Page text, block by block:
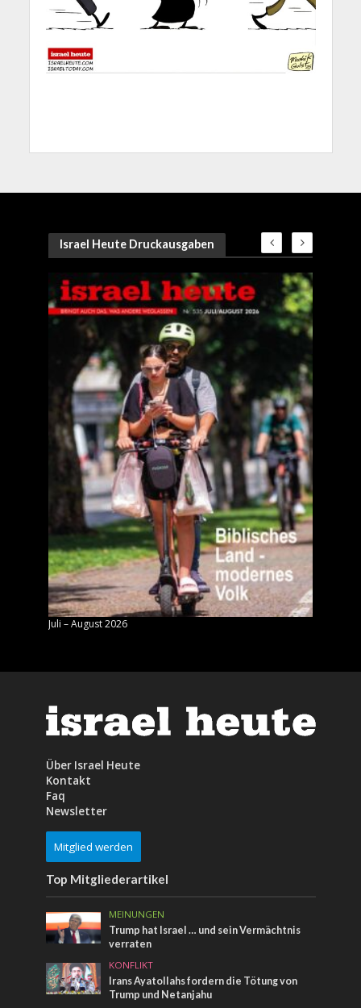
Israel Heute Druckausgaben
Juli – August 2026
Über Israel Heute
Kontakt
Faq
Newsletter
Mitglied werden
Top Mitgliederartikel
MEINUNGEN
Trump hat Israel … und sein Vermächtnis
verraten
KONFLIKT
Irans Ayatollahs fordern die Tötung von
Trump und Netanjahu